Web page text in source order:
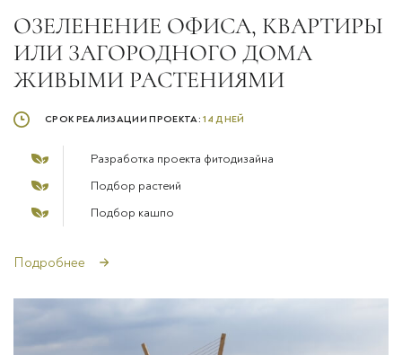
ОЗЕЛЕНЕНИЕ ОФИСА, КВАРТИРЫ
ИЛИ ЗАГОРОДНОГО ДОМА
ЖИВЫМИ РАСТЕНИЯМИ
СРОК РЕАЛИЗАЦИИ ПРОЕКТА:14 ДНЕЙ
Разработка проекта фитодизайна
Подбор растеий
Подбор кашпо
Подробнее